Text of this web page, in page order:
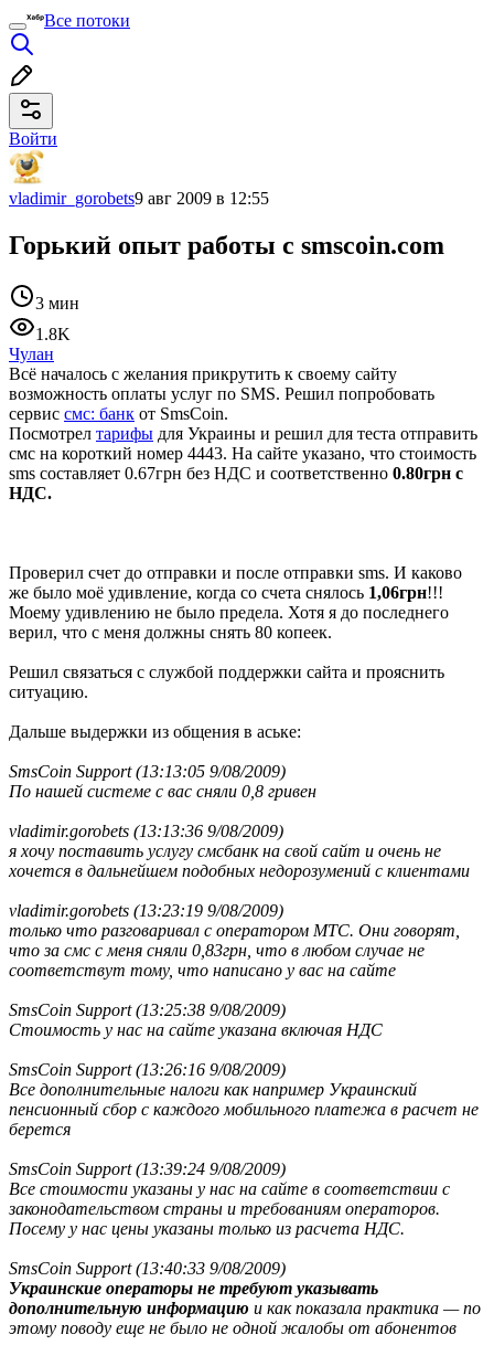
Все потоки
Войти
vladimir_gorobets9 авг 2009 в 12:55
Горький опыт работы с smscoin.com
3 мин
1.8K
Чулан
Всё началось с желания прикрутить к своему сайту
возможность оплаты услуг по SMS. Решил попробовать
сервис смс: банк от SmsCoin.
Посмотрел тарифы для Украины и решил для теста отправить
смс на короткий номер 4443. На сайте указано, что стоимость
sms составляет 0.67грн без НДС и соответственно 0.80грн с
НДС.
Проверил счет до отправки и после отправки sms. И каково
же было моё удивление, когда со счета снялось 1,06грн!!!
Моему удивлению не было предела. Хотя я до последнего
верил, что с меня должны снять 80 копеек.
Решил связаться с службой поддержки сайта и прояснить
ситуацию.
Дальше выдержки из общения в аське:
SmsCoin Support (13:13:05 9/08/2009)
По нашей системе с вас сняли 0,8 гривен
vladimir.gorobets (13:13:36 9/08/2009)
я хочу поставить услугу смсбанк на свой сайт и очень не
хочется в дальнейшем подобных недорозумений с клиентами
vladimir.gorobets (13:23:19 9/08/2009)
только что разговаривал с оператором МТС. Они говорят,
что за смс с меня сняли 0,83грн, что в любом случае не
соответствут тому, что написано у вас на сайте
SmsCoin Support (13:25:38 9/08/2009)
Стоимость у нас на сайте указана включая НДС
SmsCoin Support (13:26:16 9/08/2009)
Все дополнительные налоги как например Украинский
пенсионный сбор с каждого мобильного платежа в расчет не
берется
SmsCoin Support (13:39:24 9/08/2009)
Все стоимости указаны у нас на сайте в соответствии с
законодательством страны и требованиям операторов.
Посему у нас цены указаны только из расчета НДС.
SmsCoin Support (13:40:33 9/08/2009)
Украинские операторы не требуют указывать
дополнительную информацию и как показала практика — по
этому поводу еще не было не одной жалобы от абонентов